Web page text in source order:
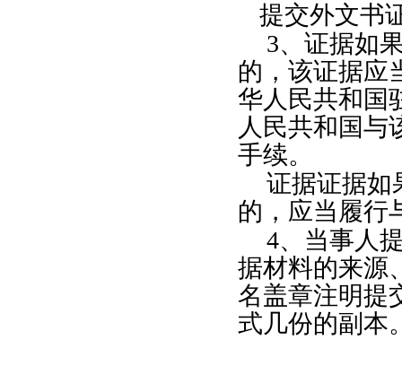
提交外文书
3、证据如
的，该证据应
华人民共和国
人民共和国与
手续。
证据证据如
的，应当履行
4、当事人
据材料的来源
名盖章注明提
式几份的副本